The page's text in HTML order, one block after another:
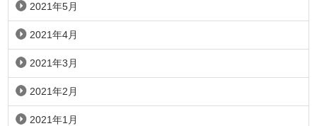
2021年5月
2021年4月
2021年3月
2021年2月
2021年1月